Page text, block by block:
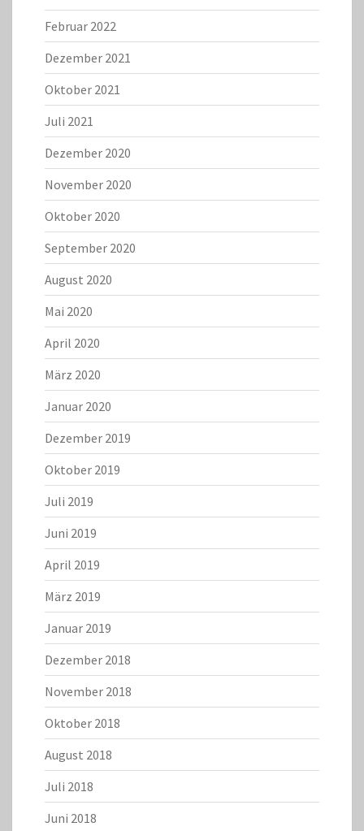
Februar 2022
Dezember 2021
Oktober 2021
Juli 2021
Dezember 2020
November 2020
Oktober 2020
September 2020
August 2020
Mai 2020
April 2020
März 2020
Januar 2020
Dezember 2019
Oktober 2019
Juli 2019
Juni 2019
April 2019
März 2019
Januar 2019
Dezember 2018
November 2018
Oktober 2018
August 2018
Juli 2018
Juni 2018